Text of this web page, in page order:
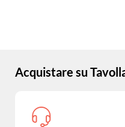
Acquistare su